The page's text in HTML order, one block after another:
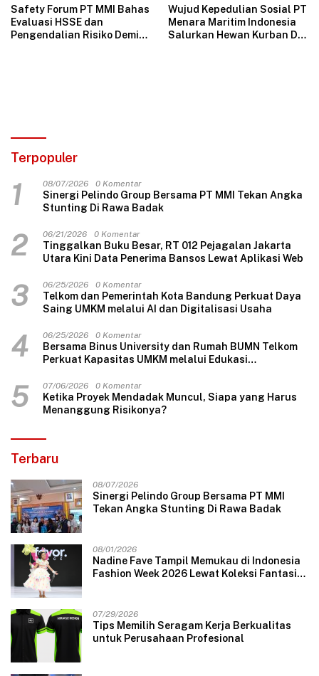
Safety Forum PT MMI Bahas
Evaluasi HSSE dan
Pengendalian Risiko Demi
Wujud Kepedulian Sosial PT
Menara Maritim Indonesia
Salurkan Hewan Kurban Di
Terpopuler
1 08/07/2026 0 Komentar
Sinergi Pelindo Group Bersama PT MMI Tekan Angka
Stunting Di Rawa Badak
2 06/21/2026 0 Komentar
Tinggalkan Buku Besar, RT 012 Pejagalan Jakarta
Utara Kini Data Penerima Bansos Lewat Aplikasi Web
3 06/25/2026 0 Komentar
Telkom dan Pemerintah Kota Bandung Perkuat Daya
Saing UMKM melalui AI dan Digitalisasi Usaha
4 06/25/2026 0 Komentar
Bersama Binus University dan Rumah BUMN Telkom
Perkuat Kapasitas UMKM melalui Edukasi
Harga Jual
5 07/06/2026 0 Komentar
Ketika Proyek Mendadak Muncul, Siapa yang Harus
Menanggung Risikonya?
Terbaru
08/07/2026
Sinergi Pelindo Group Bersama PT MMI
Tekan Angka Stunting Di Rawa Badak
08/01/2026
Nadine Fave Tampil Memukau di Indonesia
Fashion Week 2026 Lewat Koleksi Fantasi
07/29/2026
Tips Memilih Seragam Kerja Berkualitas
untuk Perusahaan Profesional